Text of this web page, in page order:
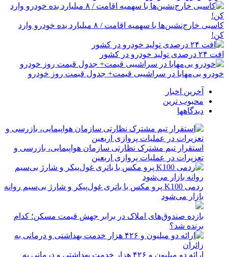
کاسبی خارج‌نشین‌ها با سهمیه اقامت / ۸ میلیارد بده خودرو وارد
کن!
افت ۲۴ درصدی تولید خودرو در کشور
خودرو بی‌مهابا در سراشیبی قیمت+ جدول قیمت روز خودرو
آخرین اخبار
محبوب ترین
دیدگاهها
استقرار تیم مشترک نظارتی سازمان هواپیمایی، بازرسی و
تعزیرات در عملیات پروازی اربعین
ردمی K100 پرو مکس با باتری غول‌پیکر و شارژ بی‌سیم روانه
بازار می‌شود
بازده صندوق‌های املاک در برابر جهش قیمت مسکن؛ کدام
برنده شد؟
ارائه دو میلیون و ۴۲۶ هزار خدمت بهداشتی و درمانی به